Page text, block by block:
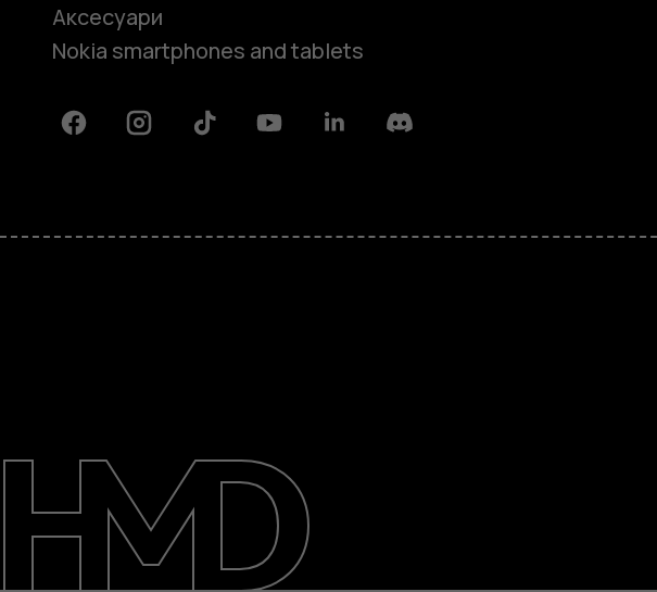
Підтримка
Ukraine
Аксесуари
Nokia smartphones and tablets
FacebookInstagramTiktok YoutubeLinkedinDiscord